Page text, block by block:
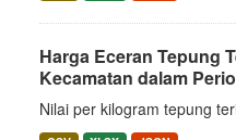
Harga Eceran Tepung
Kecamatan dalam
Nilai per kilogram tepung